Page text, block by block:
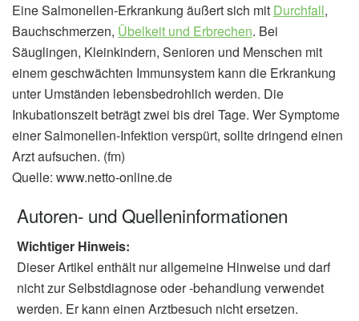
Eine Salmonellen-Erkrankung äußert sich mit Durchfall,
Bauchschmerzen, Übelkeit und Erbrechen. Bei
Säuglingen, Kleinkindern, Senioren und Menschen mit
einem geschwächten Immunsystem kann die Erkrankung
unter Umständen lebensbedrohlich werden. Die
Inkubationszeit beträgt zwei bis drei Tage. Wer Symptome
einer Salmonellen-Infektion verspürt, sollte dringend einen
Arzt aufsuchen. (fm)
Quelle: www.netto-online.de
Autoren- und Quelleninformationen
Wichtiger Hinweis:
Dieser Artikel enthält nur allgemeine Hinweise und darf
nicht zur Selbstdiagnose oder -behandlung verwendet
werden. Er kann einen Arztbesuch nicht ersetzen.